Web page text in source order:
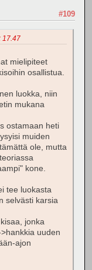
#109
17.47
mielipiteet
osallistua.
luokka, niin
mukana
ostamaan heti
muiden
ole, mutta
kone.
tee luokasta
selvästi karsia
jonka
uuden
ajon